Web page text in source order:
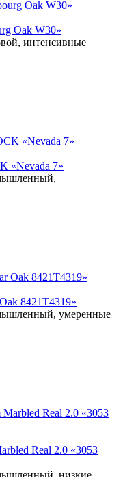
Oak W30»
интенсивные
«Nevada 7»
8421T4319»
умеренные
Real 2.0 «3053
низкие